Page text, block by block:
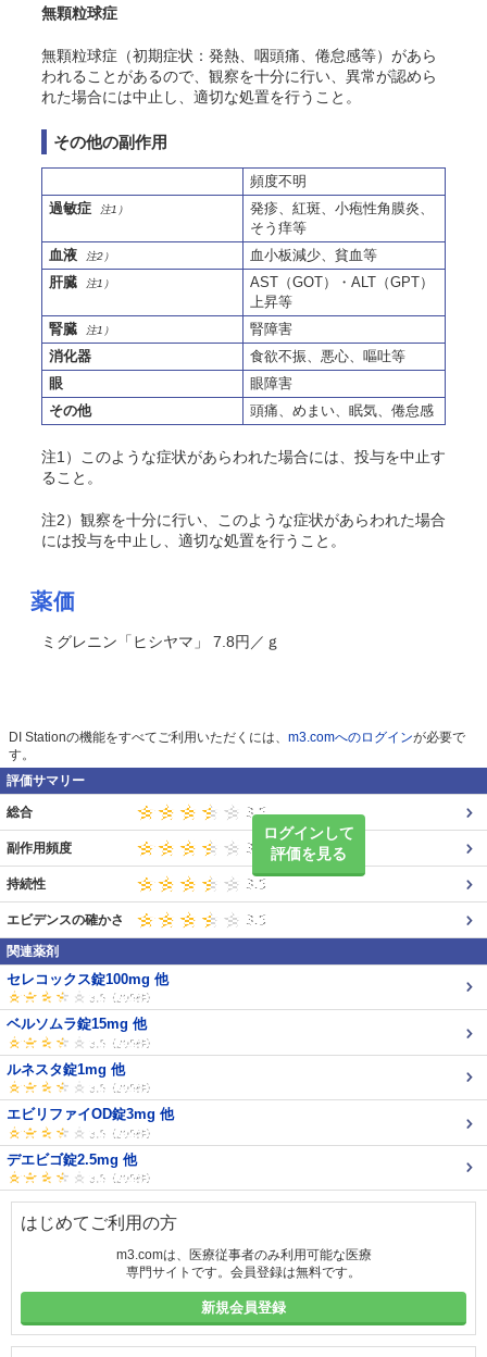
無顆粒球症
無顆粒球症（初期症状：発熱、咽頭痛、倦怠感等）があら
われることがあるので、観察を十分に行い、異常が認めら
れた場合には中止し、適切な処置を行うこと。
その他の副作用
頻度不明
過敏症
注1）
発疹、紅斑、小疱性角膜炎、
そう痒等
血液
注2）
血小板減少、貧血等
肝臓
注1）
AST（GOT）・ALT（GPT）
上昇等
腎臓
注1）
腎障害
消化器
食欲不振、悪心、嘔吐等
眼
眼障害
その他
頭痛、めまい、眠気、倦怠感
注1）このような症状があらわれた場合には、投与を中止す
ること。
注2）観察を十分に行い、このような症状があらわれた場合
には投与を中止し、適切な処置を行うこと。
薬価
ミグレニン「ヒシヤマ」 7.8円／ｇ
DI Stationの機能をすべてご利用いただくには、 m3.comへのログインが必要で
す。
評価サマリー
ログインして
評価を見る
総合
副作用頻度
持続性
エビデンスの確かさ
関連薬剤
セレコックス錠100mg 他
ベルソムラ錠15mg 他
ルネスタ錠1mg 他
エビリファイOD錠3mg 他
デエビゴ錠2.5mg 他
はじめてご利用の方
m3.comは、医療従事者のみ利用可能な医療
専門サイトです。会員登録は無料です。
新規会員登録